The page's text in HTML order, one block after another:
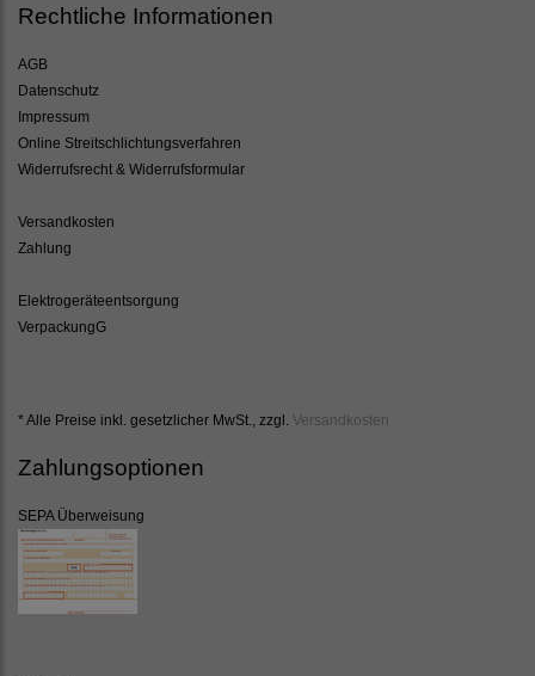
Rechtliche Informationen
AGB
Datenschutz
Impressum
Online Streitschlichtungsverfahren
Widerrufsrecht & Widerrufsformular
Versandkosten
Zahlung
Elektrogeräteentsorgung
VerpackungG
* Alle Preise inkl. gesetzlicher MwSt., zzgl. Versandkosten
Zahlungsoptionen
SEPA Überweisung